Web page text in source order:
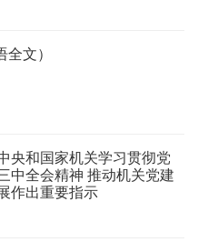
文）
央和国家机关学习贯彻党
中全会精神 推动机关党建
作出重要指示